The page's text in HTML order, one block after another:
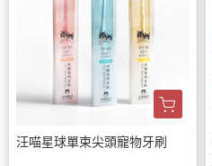
汪喵星球單束尖頭寵物牙刷